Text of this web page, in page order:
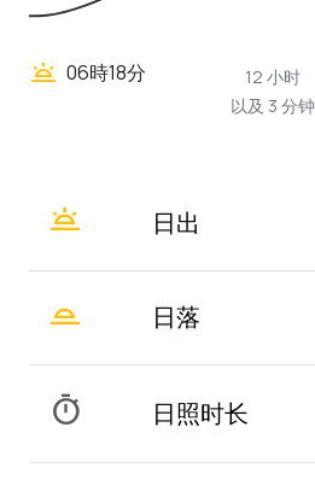
wb_twilight 06時18分
12 小时
以及 3 分钟
wb_twilight 日出
wb_twilight_2 日落
timer 日照时长